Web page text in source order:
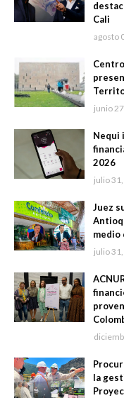
Cali
agosto
junio
Nequi
2026
julio
Juez
medio
julio
la